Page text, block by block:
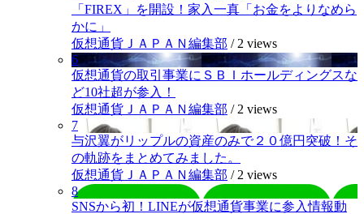
「FIREX」を開設！家入一真「お金をよりなめら
かに」
仮想通貨ＪＡＰＡＮ編集部 / 2 views
6
仮想通貨の取引事業にＳＢＩホールディングスな
ど10社超が参入！
仮想通貨ＪＡＰＡＮ編集部 / 2 views
7
与沢翼がリップルの資産のみで２０億円突破！そ
の軌跡をまとめてみました。
仮想通貨ＪＡＰＡＮ編集部 / 2 views
8
SNSから初！LINEが仮想通貨事業に参入情報動